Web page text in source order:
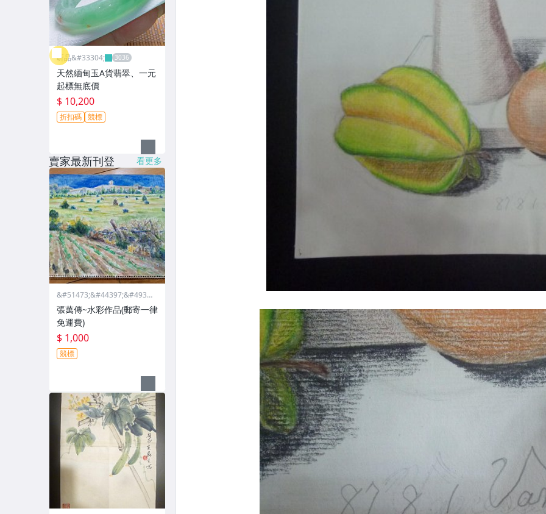
昕品&#33304;
天然緬甸玉A貨翡翠、一元
起標無底價
$ 10,200
折扣碼 競標
賣家最新刊登 看更多
&#51473;&#44397;&#4932
68;&#44397;&#51665;
張萬傳~水彩作品(郵寄一律
免運費)
$ 1,000
競標